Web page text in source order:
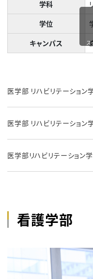
学科
学位
キャンパス
医学部 リハビリテーション
医学部 リハビリテーション
医学部リハビリテーション
看護学部